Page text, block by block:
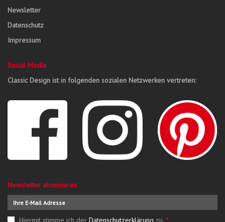
Newsletter
Datenschutz
Impressum
Social Media
Classic Design ist in folgenden sozialen Netzwerken vertreten:
Newsletter abonnieren
Hiermit stimme ich der Datenschutzerklärung zu. *